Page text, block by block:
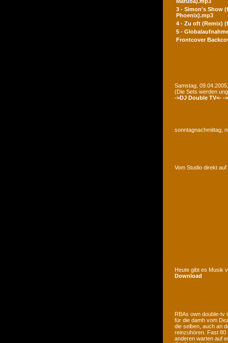
3 - Simon's Show
Phoenix).mp3
4 - Zu oft (Remix)
5 -
Frontcover
Samstag,
(Die Sets werden
->DJ Double TV<- -
sonntagnachmittag,
Vom Studio direkt
Heute gibt es Musik
Download
RBAs own double-tv
für die damh vom
die selben, auch an
reinzuhören. Fast 80
anderen warten auf